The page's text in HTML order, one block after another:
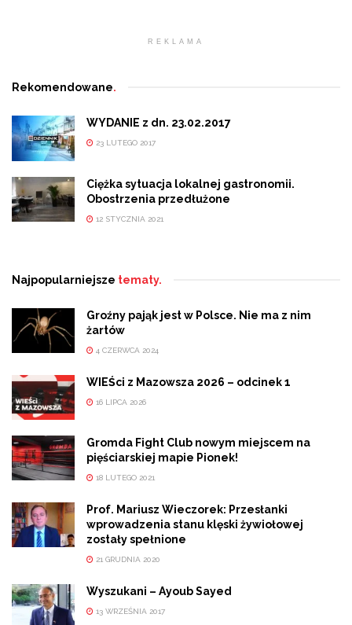
REKLAMA
Rekomendowane.
WYDANIE z dn. 23.02.2017
23 LUTEGO 2017
Ciężka sytuacja lokalnej gastronomii.
Obostrzenia przedłużone
12 STYCZNIA 2021
Najpopularniejsze tematy.
Groźny pająk jest w Polsce. Nie ma z nim
żartów
4 CZERWCA 2024
WIEŚci z Mazowsza 2026 – odcinek 1
16 LIPCA 2026
Gromda Fight Club nowym miejscem na
pięściarskiej mapie Pionek!
18 LUTEGO 2021
Prof. Mariusz Wieczorek: Przesłanki
wprowadzenia stanu klęski żywiołowej
zostały spełnione
21 GRUDNIA 2020
Wyszukani – Ayoub Sayed
13 WRZEŚNIA 2017